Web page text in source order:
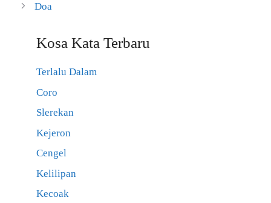
Doa
Kosa Kata Terbaru
Terlalu Dalam
Coro
Slerekan
Kejeron
Cengel
Kelilipan
Kecoak